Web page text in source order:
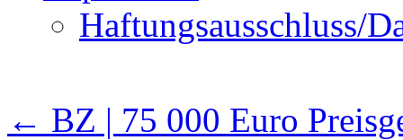
Haftungsausschluss/
← BZ | 75 000 Euro